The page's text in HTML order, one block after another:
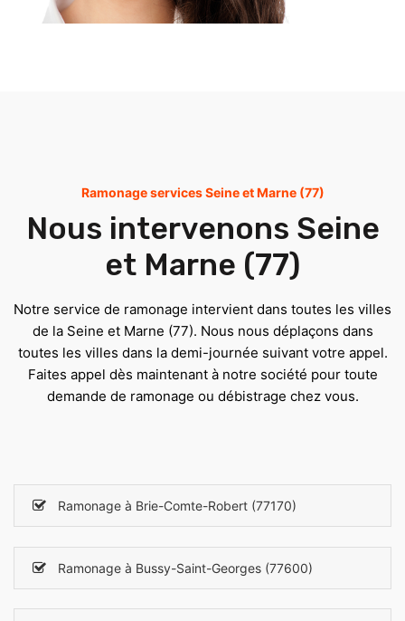
Ramonage services Seine et Marne (77)
Nous intervenons Seine
et Marne (77)
Notre service de ramonage intervient dans toutes les villes
de la Seine et Marne (77). Nous nous déplaçons dans
toutes les villes dans la demi-journée suivant votre appel.
Faites appel dès maintenant à notre société pour toute
demande de ramonage ou débistrage chez vous.
Ramonage à Brie-Comte-Robert (77170)
Ramonage à Bussy-Saint-Georges (77600)